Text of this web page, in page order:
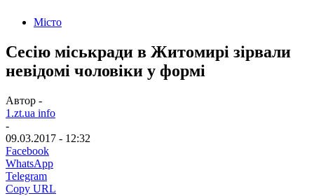
Місто
Сесію міськради в Житомирі зірвали
невідомі чоловіки у формі
Автор -
1.zt.ua info
-
09.03.2017 - 12:32
Facebook
WhatsApp
Telegram
Copy URL